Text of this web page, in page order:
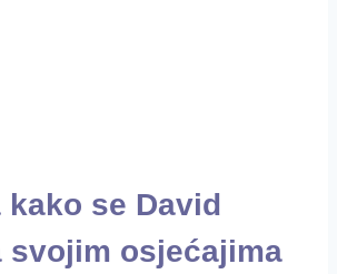
kako se David
svojim osjećajima